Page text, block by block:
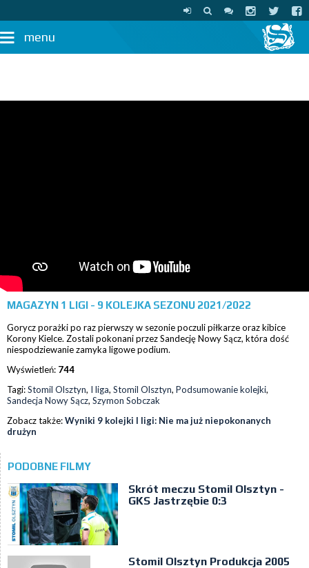
menu
MAGAZYN 1 LIGI - 9 KOLEJKA SEZONU 2021/2022
Gorycz porażki po raz pierwszy w sezonie poczuli piłkarze oraz kibice
Korony Kielce. Zostali pokonani przez Sandecję Nowy Sącz, która dość
niespodziewanie zamyka ligowe podium.
Wyświetleń: 744
Tagi:Stomil Olsztyn, I liga, Stomil Olsztyn, Podsumowanie kolejki,
Sandecja Nowy Sącz, Szymon Sobczak
Zobacz także:Wyniki 9 kolejki I ligi: Nie ma już niepokonanych
drużyn
PODOBNE FILMY
Skrót meczu Stomil Olsztyn -
GKS Jastrzębie 0:3
Stomil Olsztyn Produkcja 2005